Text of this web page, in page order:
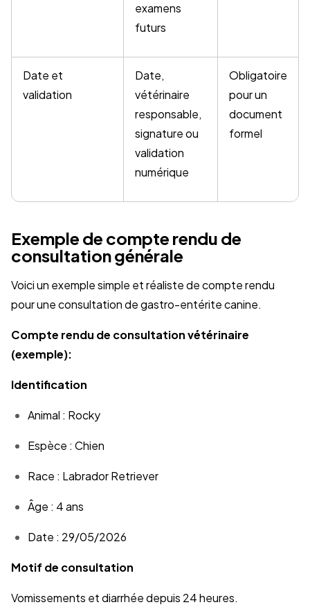
examens
futurs
Date et
validation
Date,
vétérinaire
responsable,
signature ou
validation
numérique
Obligatoire
pour un
document
formel
Exemple de compte rendu de
consultation générale
Voici un exemple simple et réaliste de compte rendu
pour une consultation de gastro-entérite canine.
Compte rendu de consultation vétérinaire
(exemple):
Identification
Animal : Rocky
Espèce : Chien
Race : Labrador Retriever
Âge : 4 ans
Date : 29/05/2026
Motif de consultation
Vomissements et diarrhée depuis 24 heures.